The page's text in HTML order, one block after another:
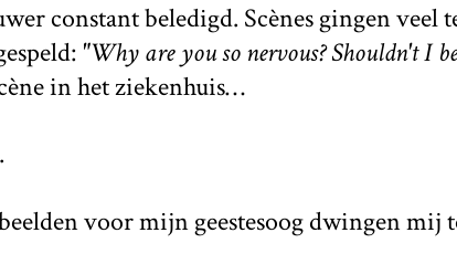
constant beledigd. Scènes gingen veel
"Why are you so nervous? Shouldn't I
in het ziekenhuis…
voor mijn geestesoog dwingen mij